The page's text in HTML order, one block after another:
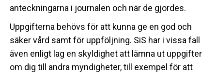
anteckningarna i journalen och när de gjordes.
Uppgifterna behövs för att kunna ge en god och
säker vård samt för uppföljning. SiS har i vissa fall
även enligt lag en skyldighet att lämna ut uppgifter
om dig till andra myndigheter, till exempel för att